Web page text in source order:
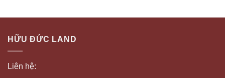
HỮU ĐỨC LAND
Liên hệ: